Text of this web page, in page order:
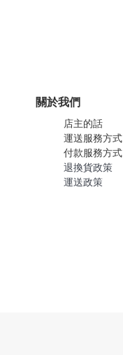
關於我們
店主的話
運送服務方式
付款服務方式
退換貨政策
運送政策